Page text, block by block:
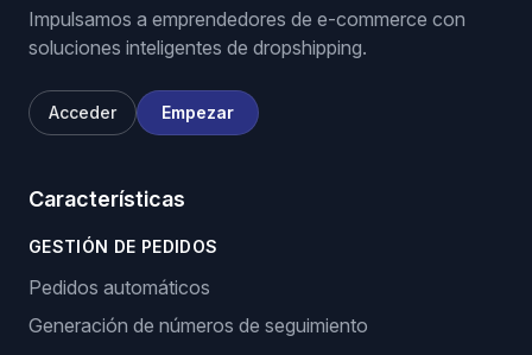
Impulsamos a emprendedores de e-commerce con
soluciones inteligentes de dropshipping.
Acceder Empezar
Características
GESTIÓN DE PEDIDOS
Pedidos automáticos
Generación de números de seguimiento